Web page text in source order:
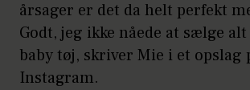
årsager er det da helt perfekt
Godt, jeg ikke nåede at sælge
baby tøj, skriver Mie i et opslag
Instagram.